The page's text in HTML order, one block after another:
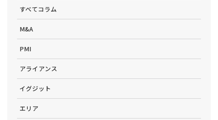
すべてコラム
M&A
PMI
アライアンス
イグジット
エリア